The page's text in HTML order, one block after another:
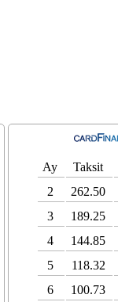
Ay Taksit
2
262.50
3
189.25
4
144.85
5
118.32
6
100.73